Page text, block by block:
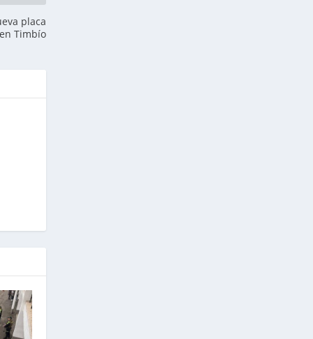
placa
Timbío